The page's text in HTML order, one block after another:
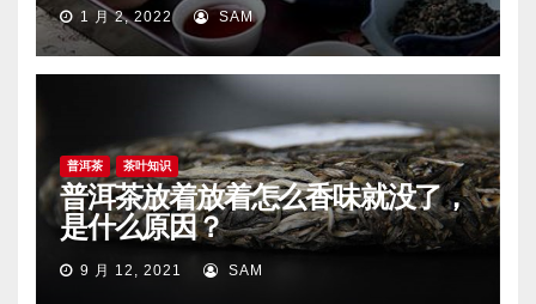
1 月 2, 2022 SAM
普洱茶 茶叶知识
普洱茶放着放着怎么香味就没了，
是什么原因？
9 月 12, 2021 SAM